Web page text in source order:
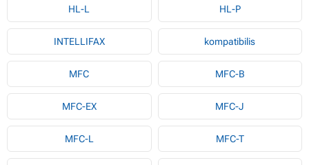
HL-L HL-P
INTELLIFAX kompatibilis
MFC MFC-B
MFC-EX MFC-J
MFC-L MFC-T